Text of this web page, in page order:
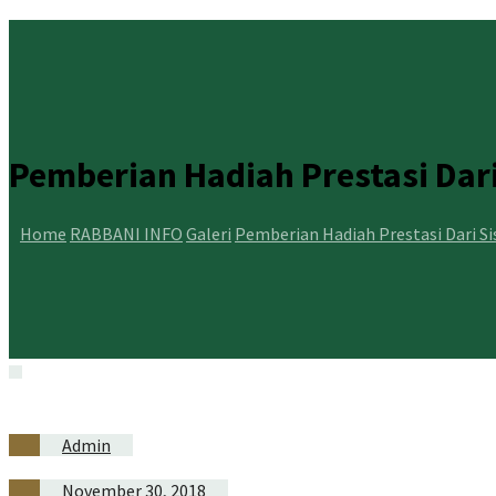
Pemberian Hadiah Prestasi
Home RABBANI INFO Galeri Pemberian Hadiah Prestasi Dari
Admin
November 30, 2018